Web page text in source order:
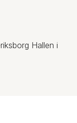
Hallen i